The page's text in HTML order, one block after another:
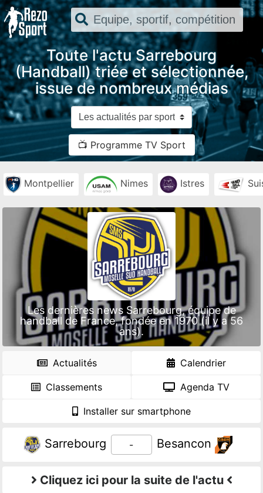
Toute l'actu Sarrebourg
(Handball) triée et sélectionnée,
issue de nombreux médias
📺 Programme TV Sport
Montpellier Nimes Istres
Les dernières news Sarrebourg, équipe de
handball de France, fondée en 1970 (il y a 56
ans).
Actualités Calendrier
Classements Agenda TV
Installer sur smartphone
Sarrebourg - Besancon
Cliquez ici pour la suite de l'actu